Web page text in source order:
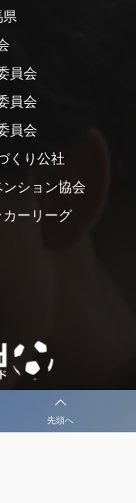
先頭へ
県
員会
員会
員会
くり公社
ション協会
ーリーグ